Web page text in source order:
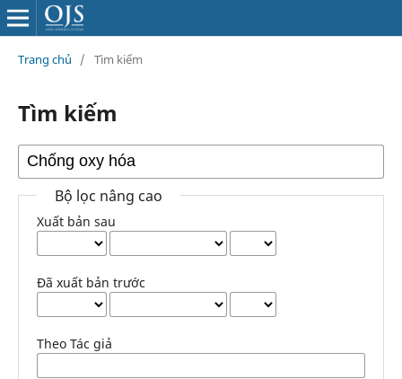
Trang chủ / Tìm kiếm
Tìm kiếm
Bộ lọc nâng cao
Xuất bản sau
Đã xuất bản trước
Theo Tác giả